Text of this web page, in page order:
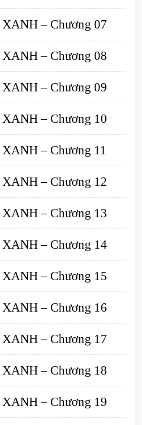
– Chương 07
– Chương 08
– Chương 09
– Chương 10
– Chương 11
– Chương 12
– Chương 13
– Chương 14
– Chương 15
– Chương 16
– Chương 17
– Chương 18
– Chương 19